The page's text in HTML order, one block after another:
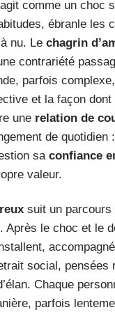
agit comme un choc
ébranle les
nu. Le chagrin
contrariété
parfois
et la façon dont
une relation de
de quotidien
sa confiance
valeur.
suit un
Après le choc et le
social, pensées
Chaque
parfois